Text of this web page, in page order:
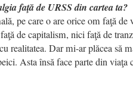
faţă de URSS din cartea ta?
pe care o are orice om faţă
de capitalism, nici faţă de
realitatea. Dar mi-ar plăcea să
Asta însă face parte din viaţa